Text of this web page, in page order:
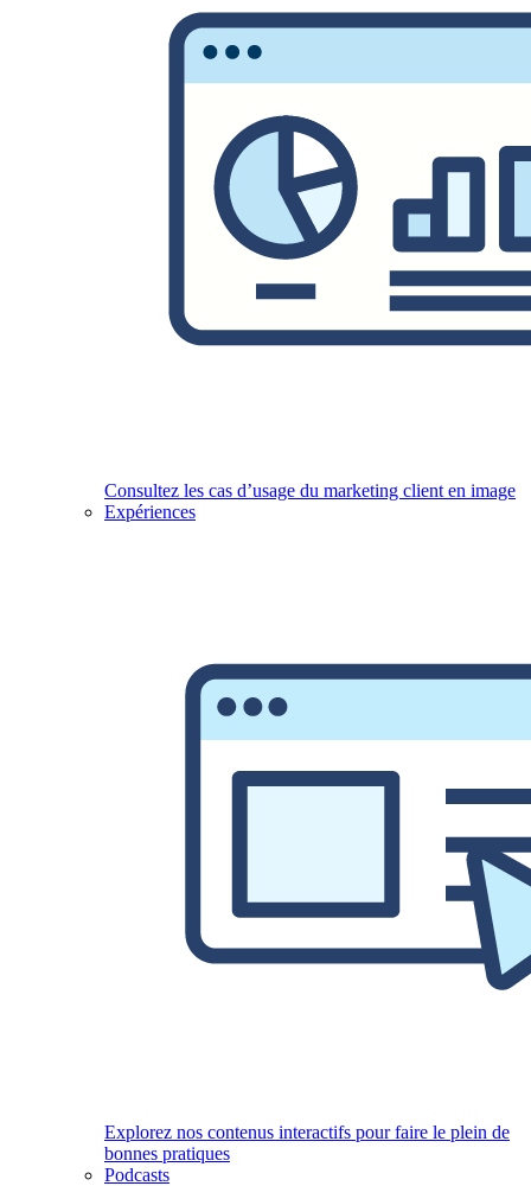
Consultez les cas d’usage du marketing client en image
Expériences
Explorez nos contenus interactifs pour faire le plein de
bonnes pratiques
Podcasts